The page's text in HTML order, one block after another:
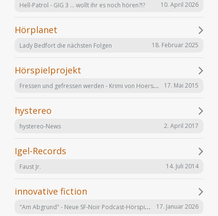
Hell-Patrol - GIG 3 ... wollt ihr es noch hören?!? 10. April 2026
Hörplanet
Lady Bedfort die nächsten Folgen 18. Februar 2025
Hörspielprojekt
Fressen und gefressen werden - Krimi von Hoerspielprojekt.de 17. Mai 2015
hystereo
hystereo-News 2. April 2017
Igel-Records
Faust Jr. 14. Juli 2014
innovative fiction
"Am Abgrund" - Neue SF-Noir Podcast-Hörspielserie 17. Januar 2026